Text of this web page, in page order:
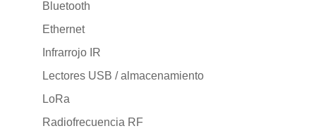
Bluetooth
Ethernet
Infrarrojo IR
Lectores USB / almacenamiento
LoRa
Radiofrecuencia RF